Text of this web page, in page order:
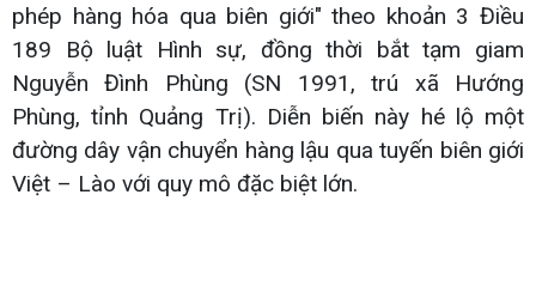
phép hàng hóa qua biên giới" theo khoản 3 Điều
189 Bộ luật Hình sự, đồng thời bắt tạm giam
Nguyễn Đình Phùng (SN 1991, trú xã Hướng
Phùng, tỉnh Quảng Trị). Diễn biến này hé lộ một
đường dây vận chuyển hàng lậu qua tuyến biên giới
Việt – Lào với quy mô đặc biệt lớn.